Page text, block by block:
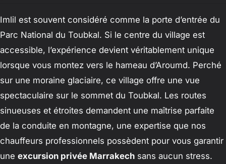
Imlil est souvent considéré comme la porte d’entrée du
Parc National du Toubkal. Si le centre du village est
accessible, l’expérience devient véritablement unique
lorsque vous montez vers le hameau d’Aroumd. Perché
sur une moraine glaciaire, ce village offre une vue
spectaculaire sur le sommet du Toubkal. Les routes
sinueuses et étroites demandent une maîtrise parfaite
de la conduite en montagne, une expertise que nos
chauffeurs professionnels possèdent pour vous garantir
une excursion privée Marrakech sans aucun stress.